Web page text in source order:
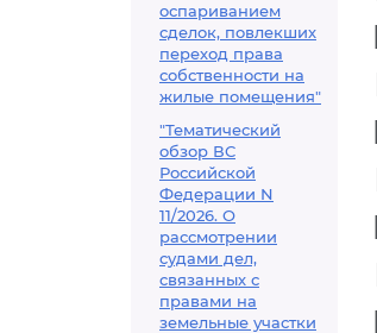
оспариванием
сделок, повлекших
переход права
собственности на
жилые помещения"
"Тематический
обзор ВС
Российской
Федерации N
11/2026. О
рассмотрении
судами дел,
связанных с
правами на
земельные участки